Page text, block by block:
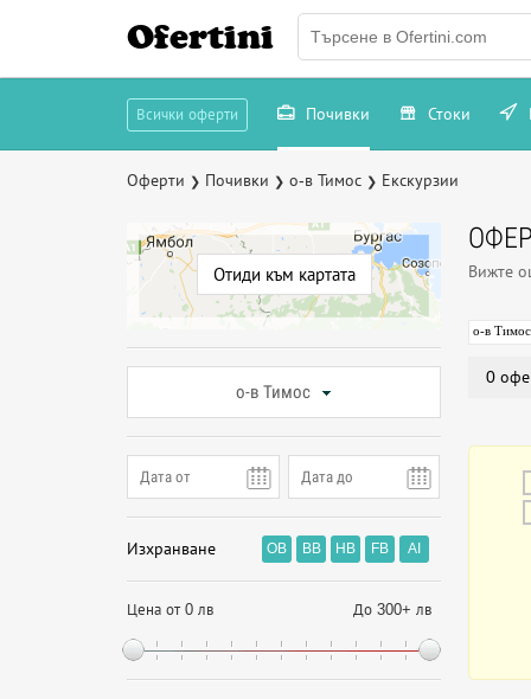
Ofertini
Всички оферти Почивки Стоки
Оферти ❯ Почивки ❯ о-в Тимос ❯ Екскурзии
Отиди към картата
о-в Тимос
Изхранване OB BB HB FB AI
Цена от 0 лв До 300+ лв
Вижте
о-в Тимос
0